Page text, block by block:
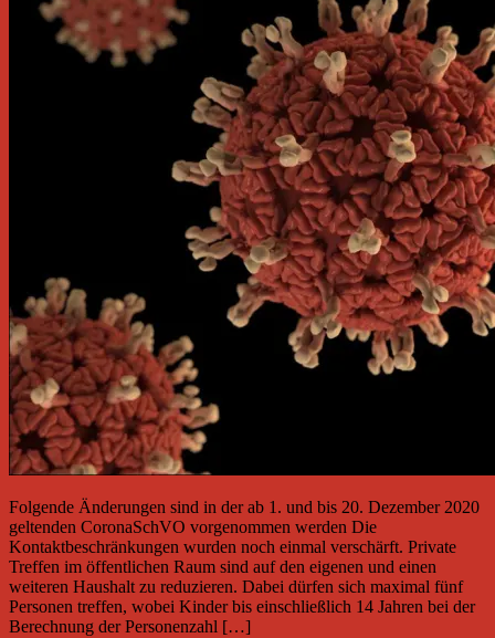
Folgende Änderungen sind in der ab 1. und bis 20. Dezember 2020
geltenden CoronaSchVO vorgenommen werden Die
Kontaktbeschränkungen wurden noch einmal verschärft. Private
Treffen im öffentlichen Raum sind auf den eigenen und einen
weiteren Haushalt zu reduzieren. Dabei dürfen sich maximal fünf
Personen treffen, wobei Kinder bis einschließlich 14 Jahren bei der
Berechnung der Personenzahl […]